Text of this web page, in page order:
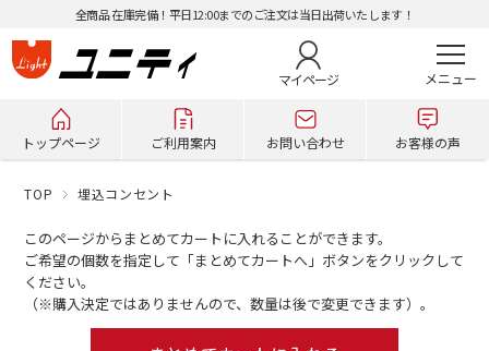
全商品 在庫完備！平日12:00までのご注文は当日出荷いたします！
マイページ
トップページ ご利用案内 お問い合わせ お客様の声
TOP 埋込コンセント
このページからまとめてカートに入れることができます。
ご希望の個数を指定して「まとめてカートへ」ボタンをクリックして
ください。
（※購入決定ではありませんので、数量は後で変更できます）。